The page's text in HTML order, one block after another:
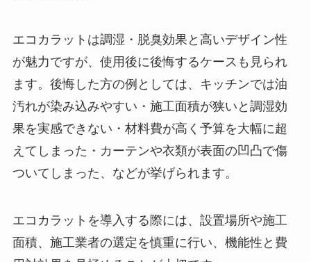
エコカラットは調湿・脱臭効果と高いデザイン性
が魅力ですが、使用後に後悔するケースも見られ
ます。後悔した方の例としては、キッチンでは油
汚れが染み込みやすい・施工面積が狭いと調湿効
果を実感できない・材料費が高く予算を大幅に超
えてしまった・カーテンや衣類が表面の凹凸で傷
ついてしまった、などが挙げられます。
エコカラットを導入する際には、設置場所や施工
面積、施工業者の選定を慎重に行い、機能性と費